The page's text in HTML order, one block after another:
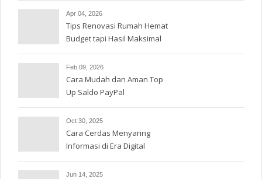
Apr 04, 2026
Tips Renovasi Rumah Hemat
Budget tapi Hasil Maksimal
Feb 09, 2026
Cara Mudah dan Aman Top
Up Saldo PayPal
Oct 30, 2025
Cara Cerdas Menyaring
Informasi di Era Digital
Jun 14, 2025